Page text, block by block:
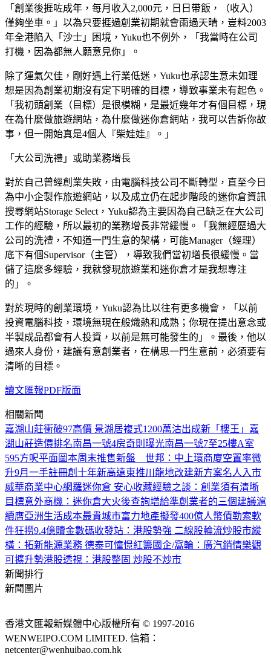
「創業後捱咗成年，每月收入2,000元，日日帶飯，（收入）
僅夠坐車。」以為只要捱過創業初期就會雨過天晴，豈料2003
年全港陷入「沙士」困境，Yuku也不例外，「我當時在公司
打機，因為都無人願意見你」。
除了運氣欠佳，剛好遇上行業低迷，Yuku也承認生意未如理
想是因為創業初期沒有定下明確的目標，導致事業未有起色。
「我初頭創業（目標）是很模糊，是最近幾年才有個目標，現
在為什麼做旅遊網站，為什麼做迷你倉網站，我可以告訴你故
事，但一開始真是4個人『柴娃娃』。」
「大公司洗禮」或助業務增長
對於自己曾經創業失敗，由電腦科技公司不斷轉型，直至今日
為中小企製作旅遊網站，以及成立仍在起步階段的迷你倉資訊
搜尋網站Storage Select，Yuku認為主要因為自己缺乏在大公司
工作的經驗，所以最初的業務增長非常緩慢。「我無經歷過大
公司的洗禮，不知道一門生意的架構，可能Manager（經理）
底下有個Supervisor（主管），導致我們當初增長很緩慢。當
儲了這麼多經驗，我就發現旅遊業和迷你倉才是我想專注
的」。
對於現時的創業環境，Yuku認為比以往有更多機會，「以前
投資電腦科技，環境無現在般熾熱和成熟；你現在提出意念或
半製成品都會有人投資，以前是無可能發生的」。最後，他以
過來人身份，建議有意創業者，在構思一門生意前，必須要有
清晰的目標。
讀文匯報PDF版面
相關新聞
嘉湖山莊衝破97高價 景湖居複式1200萬沽出成新「樓王」 嘉
湖山莊造價排名南昌一號4房奇則曝光南昌一號7至25樓A室
595方呎平面圖本周末推售新盤 世邦：中上環商廈空置率微
升9月一手註冊創十年新高遠東推川龍地改建新方案名人入市
威華商業中心網羅迷你倉 安心收藏經驗之談：創業須有清晰
目標意外商機：迷你倉大火後查詢增給準創業者的三個建議滬
續膺亞洲生活成本最貴城市富力地產擬發400億人幣債勒索軟
件狂撈9.4億贖金數碼收發站：港股勢強 二線股輪流炒股市縱
橫：拓新能源業務 德泰可憧憬紅籌國企/窩輪：廣汽銷情樂觀
可擴升勢港股透視：港股整固 炒股不炒市
新聞排行
新聞圖片
香港文匯報新媒體中心版權所有 © 1997-2016
WENWEIPO.COM LIMITED. 信箱：
netcenter@wenhuibao.com.hk